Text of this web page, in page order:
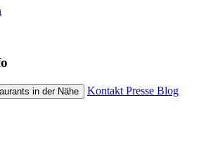
in der Nähe Kontakt Presse Blog